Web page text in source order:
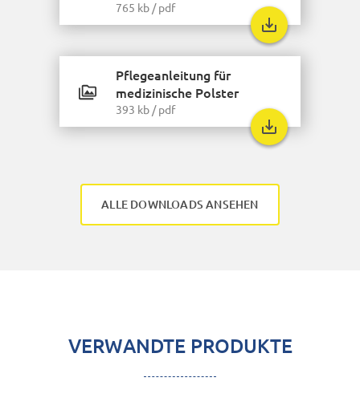
765 kb /pdf
Pflegeanleitung für
medizinische Polster
393 kb /pdf
ALLE DOWNLOADS ANSEHEN
VERWANDTE PRODUKTE